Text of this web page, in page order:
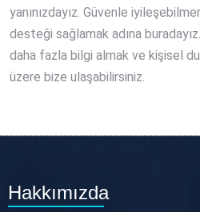
yanınızdayız. Güvenle
desteği sağlamak adına
daha fazla bilgi almak ve kişisel
üzere bize ulaşabilirsiniz.
Hakkımızda